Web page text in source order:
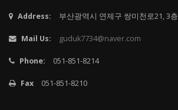
Address: 부산광역시 연제구 쌍미천로21, 3층
Mail Us: guduk7734@naver.com
Phone: 051-851-8214
Fax 051-851-8210